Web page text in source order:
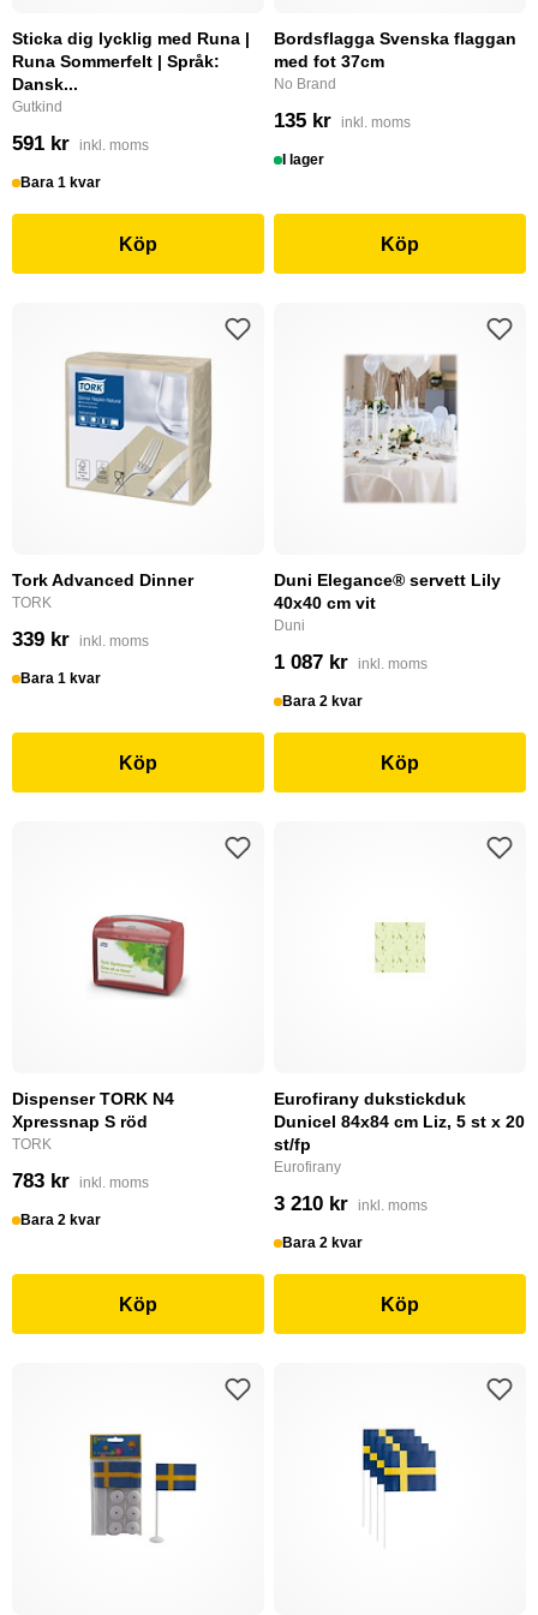
Sticka dig lycklig med Runa |
Runa Sommerfelt | Språk:
Dansk...
Gutkind
591 kr inkl. moms
Bara 1 kvar
Köp
Bordsflagga Svenska flaggan
med fot 37cm
No Brand
135 kr inkl. moms
I lager
Köp
Tork Advanced Dinner
TORK
339 kr inkl. moms
Bara 1 kvar
Köp
Duni Elegance® servett Lily
40x40 cm vit
Duni
1 087 kr inkl. moms
Bara 2 kvar
Köp
Dispenser TORK N4
Xpressnap S röd
TORK
783 kr inkl. moms
Bara 2 kvar
Köp
Eurofirany dukstickduk
Dunicel 84x84 cm Liz, 5 st x 20
st/fp
Eurofirany
3 210 kr inkl. moms
Bara 2 kvar
Köp